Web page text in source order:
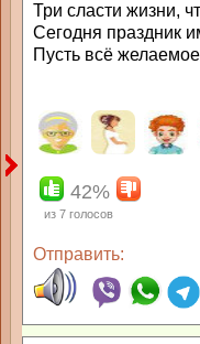
Три сласти жизни,
Сегодня праздник
Пусть всё
42%
из 7 голосов
Отправить: